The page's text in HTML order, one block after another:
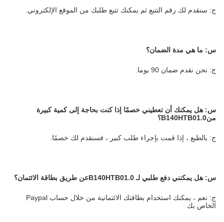
ج: سنقدم لك رقم التتبع ثم يمكنك تتبع طلبك من الموقع الإلكتروني.
س: ما هي مدة الضمان؟
ج: نحن نقدم ضمان 90 يوما.
س: هل يمكنك أن تعطيني خصمًا إذا كنت بحاجة إلى كمية كبيرة
منB140HTB01.0؟
ج: بالطبع ، إذا قمت بإجراء طلب كبير ، فسنقدم لك خصمًا.
س: هل يمكنني دفع طلبي لـ B140HTB01.0عن طريق بطاقة الائتمان؟
ج: نعم ، يمكنك استخدام بطاقتك الائتمانية من خلال حساب Paypal
الخاص بك